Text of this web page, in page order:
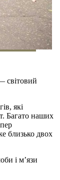
світовий
які
Багато наших
близько двох
і м’язи